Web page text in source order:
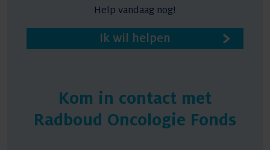
Help vandaag nog!
Ik wil helpen
Kom in contact met
Radboud Oncologie Fonds